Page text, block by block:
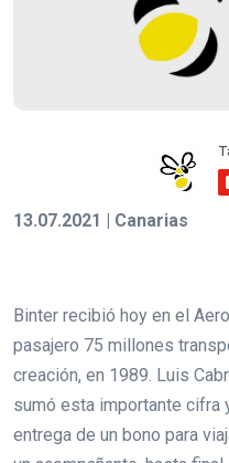
13.07.2021 | Canarias
Binter recibió hoy en el
pasajero 75 millones
creación, en 1989. Luis
sumó esta importante cifra
entrega de un bono para